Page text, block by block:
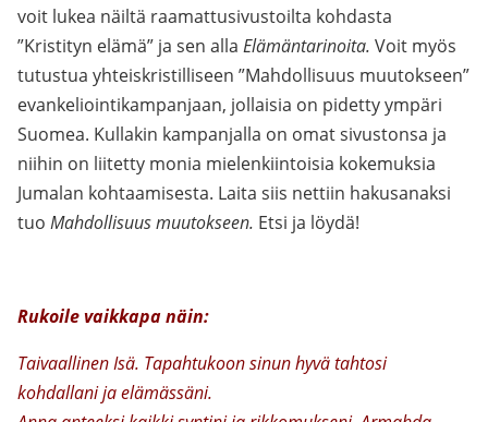
voit lukea näiltä raamattusivustoilta kohdasta
”Kristityn elämä” ja sen alla Elämäntarinoita. Voit myös
tutustua yhteiskristilliseen ”Mahdollisuus muutokseen”
evankeliointikampanjaan, jollaisia on pidetty ympäri
Suomea. Kullakin kampanjalla on omat sivustonsa ja
niihin on liitetty monia mielenkiintoisia kokemuksia
Jumalan kohtaamisesta. Laita siis nettiin hakusanaksi
tuo Mahdollisuus muutokseen. Etsi ja löydä!
Rukoile vaikkapa näin:
Taivaallinen Isä. Tapahtukoon sinun hyvä tahtosi
kohdallani ja elämässäni.